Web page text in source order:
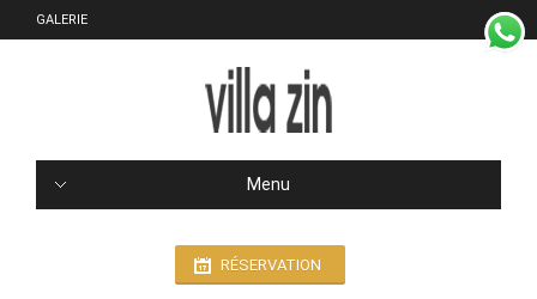
GALERIE
Menu
RÉSERVATION